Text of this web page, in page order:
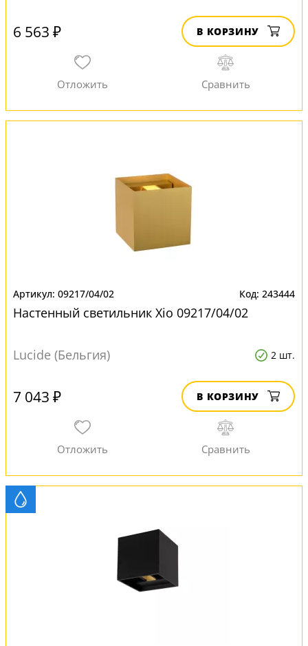
6 563 ₽ В КОРЗИНУ
09217/04/02 243444
Настенный светильник Xio 09217/04/02
Lucide (Бельгия) 2 шт.
7 043 ₽ В КОРЗИНУ